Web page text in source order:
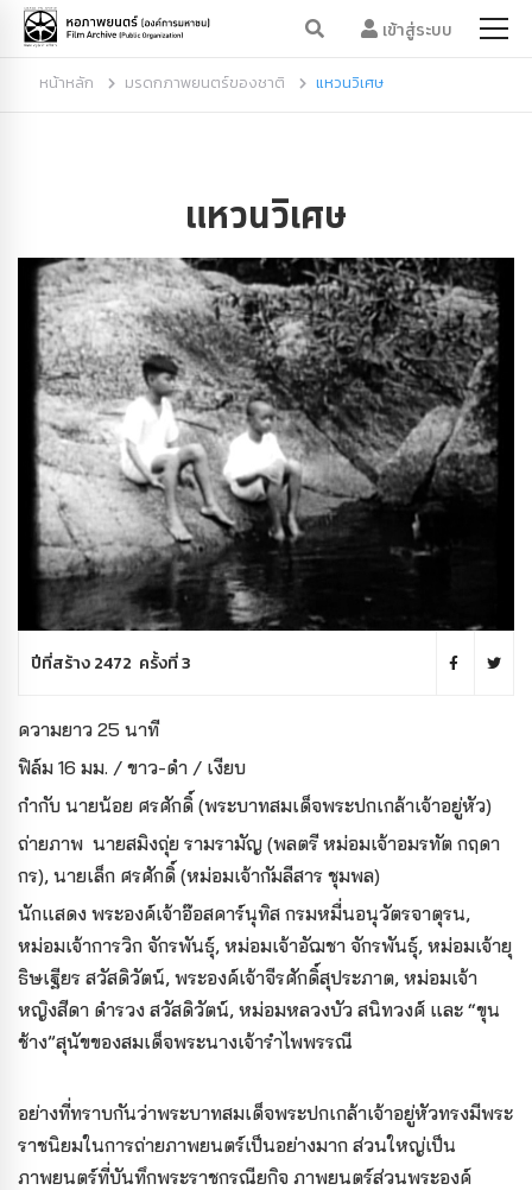
เข้าสู่ระบบ
หน้าหลัก มรดกภาพยนตร์ของชาติ แหวนวิเศษ
แหวนวิเศษ
ปีที่สร้าง 2472 ครั้งที่ 3
ความยาว 25 นาที
ฟิล์ม 16 มม. / ขาว-ดำ / เงียบ
กำกับ นายน้อย ศรศักดิ์ (พระบาทสมเด็จพระปกเกล้าเจ้าอยู่หัว)
ถ่ายภาพ นายสมิงถุ่ย รามรามัญ (พลตรี หม่อมเจ้าอมรทัต กฤดา
กร), นายเล็ก ศรศักดิ์ (หม่อมเจ้ากัมลีสาร ชุมพล)
นักแสดง พระองค์เจ้าอ๊อสคาร์นุทิส กรมหมื่นอนุวัตรจาตุรน,
หม่อมเจ้าการวิก จักรพันธุ์, หม่อมเจ้าอัฌชา จักรพันธุ์, หม่อมเจ้ายุ
ธิษเฐียร สวัสดิวัตน์, พระองค์เจ้าจีรศักดิ์สุประภาต, หม่อมเจ้า
หญิงสีดา ดำรวง สวัสดิวัตน์, หม่อมหลวงบัว สนิทวงศ์ และ “ขุน
ช้าง”สุนัขของสมเด็จพระนางเจ้ารำไพพรรณี
อย่างที่ทราบกันว่าพระบาทสมเด็จพระปกเกล้าเจ้าอยู่หัวทรงมีพระ
ราชนิยมในการถ่ายภาพยนตร์เป็นอย่างมาก ส่วนใหญ่เป็น
ภาพยนตร์ที่บันทึกพระราชกรณียกิจ ภาพยนตร์ส่วนพระองค์